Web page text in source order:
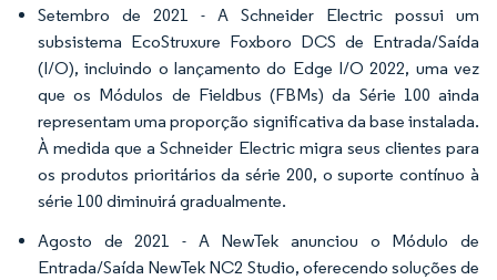
Setembro de 2021 - A Schneider Electric possui um
subsistema EcoStruxure Foxboro DCS de Entrada/Saída
(I/O), incluindo o lançamento do Edge I/O 2022, uma vez
que os Módulos de Fieldbus (FBMs) da Série 100 ainda
representam uma proporção significativa da base instalada.
À medida que a Schneider Electric migra seus clientes para
os produtos prioritários da série 200, o suporte contínuo à
série 100 diminuirá gradualmente.
Agosto de 2021 - A NewTek anunciou o Módulo de
Entrada/Saída NewTek NC2 Studio, oferecendo soluções de